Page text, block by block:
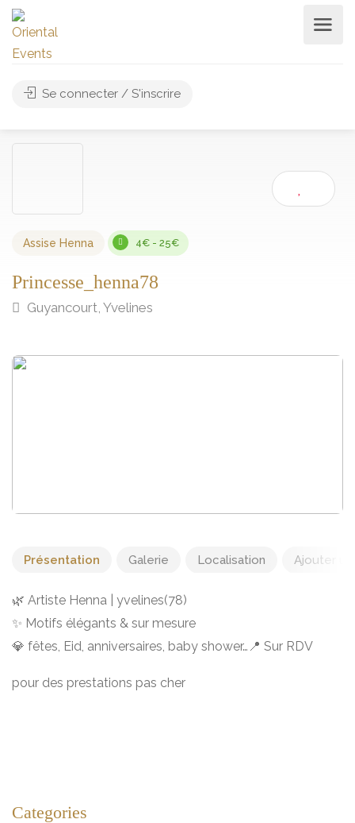
Se connecter / S'inscrire
Assise Henna 4€ - 25€
Princesse_henna78
Guyancourt, Yvelines
Présentation Galerie Localisation Ajouter un
🌿 Artiste Henna | yvelines(78)
✨ Motifs élégants & sur mesure
💎 fêtes, Eid, anniversaires, baby shower…📍 Sur RDV
pour des prestations pas cher
Categories